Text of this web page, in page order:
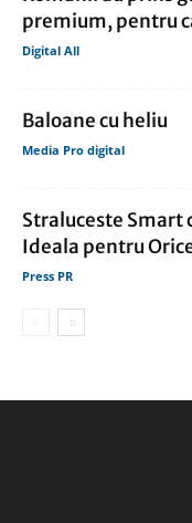
premium, pentru
Digital All
Baloane cu heliu
Media Pro digital
Straluceste Smart
Ideala pentru
Press PR